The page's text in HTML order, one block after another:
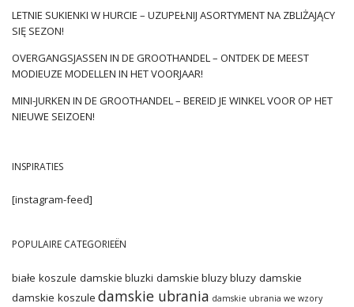
uitgebreide gids voor bestverkochte modellen.
Dit is geen verrassing meer, maar het is de moeite waard
seizoen bijna alle modeshows veroveren. Vooral in
LETNIE SUKIENKI W HURCIE – UZUPEŁNIJ ASORTYMENT NA ZBLIŻAJĄCY
SIĘ SEZON!
OVERGANGSJASSEN IN DE GROOTHANDEL – ONTDEK DE MEEST
MODIEUZE MODELLEN IN HET VOORJAAR!
MINI-JURKEN IN DE GROOTHANDEL – BEREID JE WINKEL VOOR OP HET
NIEUWE SEIZOEN!
INSPIRATIES
[instagram-feed]
POPULAIRE CATEGORIEËN
białe koszule damskie bluzki damskie bluzybluzy damskie
damskie koszule damskie ubrania damskie ubrania we wzory